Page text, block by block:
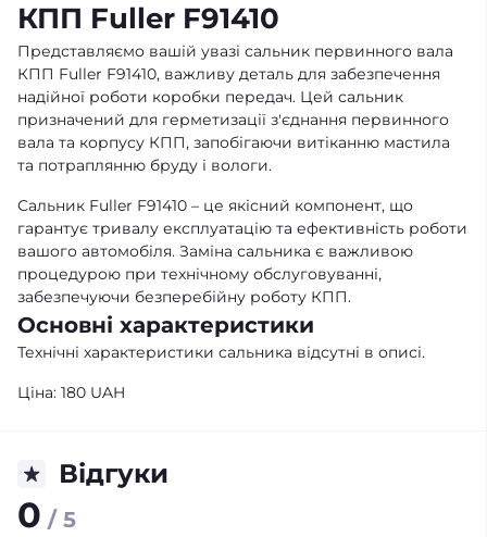
КПП Fuller F91410
Представляємо вашій увазі сальник первинного вала
КПП Fuller F91410, важливу деталь для забезпечення
надійної роботи коробки передач. Цей сальник
призначений для герметизації з'єднання первинного
вала та корпусу КПП, запобігаючи витіканню мастила
та потраплянню бруду і вологи.
Сальник Fuller F91410 – це якісний компонент, що
гарантує тривалу експлуатацію та ефективність роботи
вашого автомобіля. Заміна сальника є важливою
процедурою при технічному обслуговуванні,
забезпечуючи безперебійну роботу КПП.
Основні характеристики
Технічні характеристики сальника відсутні в описі.
Ціна: 180 UAH
Відгуки
0 / 5